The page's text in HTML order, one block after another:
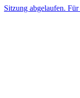
Sitzung abgelaufen.